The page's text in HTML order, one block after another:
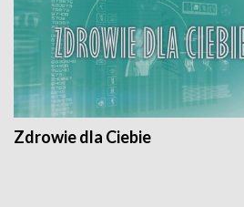
Zdrowie dla Ciebie